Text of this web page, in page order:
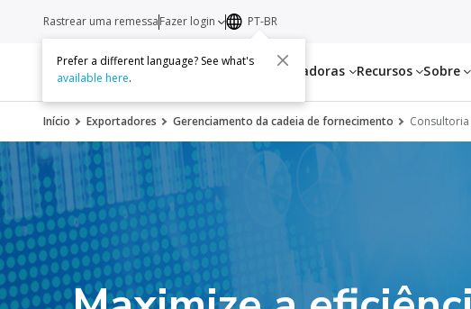
Serviços Transportadoras Recursos Sobre
Rastrear uma remessaFazer login PT-BR
Prefer a different language? See what's
available here.
Início Exportadores Gerenciamento da cadeia de fornecimento